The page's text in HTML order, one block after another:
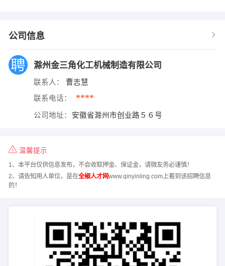
公司信息
滁州金三角化工机械制造有限公司
联系人： 曹志慧
联系电话： ****
公司地址： 安徽省滁州市创业路５６号
温馨提示
1、本平台仅供信息发布，不会收取押金、保证金，请微友务必谨慎！
2、请告知用人单位，是在全椒人才网www.qinyinling.com上看到该招聘信息
的！